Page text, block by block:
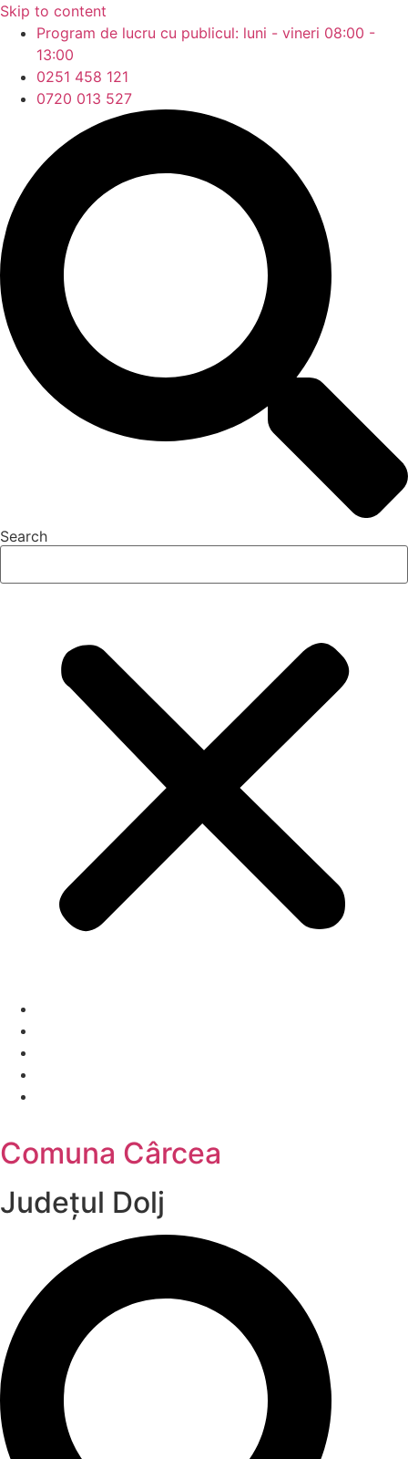
Skip to content
Program de lucru cu publicul: luni - vineri 08:00 -
13:00
0251 458 121
0720 013 527
Search
Comuna Cârcea
Județul Dolj